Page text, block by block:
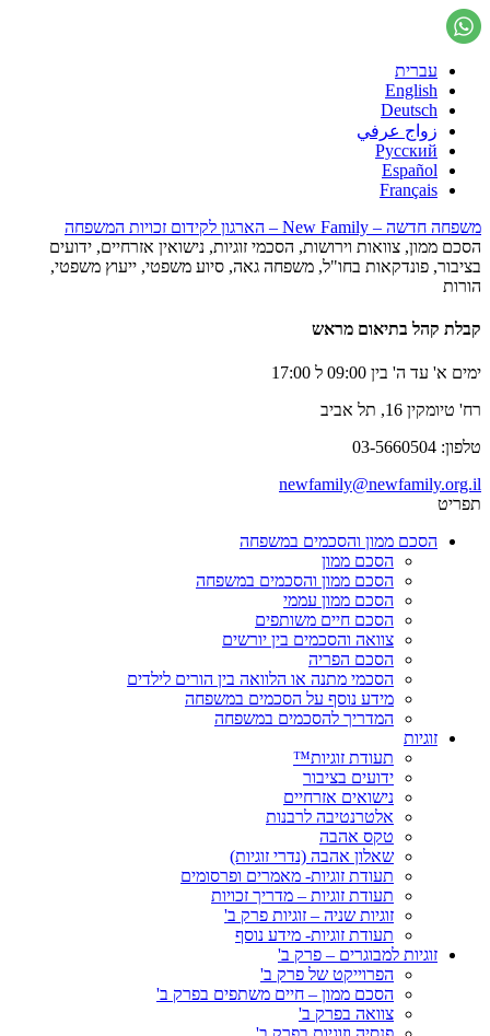
עברית
English
Deutsch
زواج عرفي
Русский
Español
Français
משפחה חדשה – New Family – הארגון לקידום זכויות המשפחה
הסכם ממון, צוואות וירושות, הסכמי זוגיות, נישואין אזרחיים, ידועים
בציבור, פונדקאות בחו"ל, משפחה גאה, סיוע משפטי, ייעוץ משפטי,
הורות
קבלת קהל בתיאום מראש
ימים א' עד ה' בין 09:00 ל 17:00
רח' טיומקין 16, תל אביב
טלפון: 03-5660504
newfamily@newfamily.org.il
תפריט
הסכם ממון והסכמים במשפחה
הסכם ממון
הסכם ממון והסכמים במשפחה
הסכם ממון עממי
הסכם חיים משותפים
צוואה והסכמים בין יורשים
הסכם הפריה
הסכמי מתנה או הלוואה בין הורים לילדים
מידע נוסף על הסכמים במשפחה
המדריך להסכמים במשפחה
זוגיות
תעודת זוגיות™
ידועים בציבור
נישואים אזרחיים
אלטרנטיבה לרבנות
טקס אהבה
שאלון אהבה (נדרי זוגיות)
תעודת זוגיות- מאמרים ופרסומים
תעודת זוגיות – מדריך זכויות
זוגיות שניה – זוגיות פרק ב'
תעודת זוגיות- מידע נוסף
זוגיות למבוגרים – פרק ב'
הפרוייקט של פרק ב'
הסכם ממון – חיים משתפים בפרק ב'
צוואה בפרק ב'